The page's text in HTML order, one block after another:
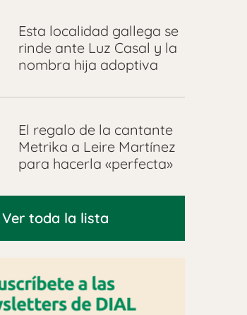
Esta localidad gallega se
rinde ante Luz Casal y la
nombra hija adoptiva
El regalo de la cantante
Metrika a Leire Martínez
para hacerla «perfecta»
Ver toda la lista